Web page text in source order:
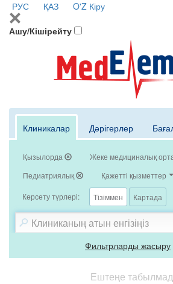
РУС ҚАЗ O'Z Кіру
Ашу/Кішірейту
Клиникалар Дәрігерлер
Қызылорда
Жеке медициналық
Педиатриялық
Қажетті қызметтер
Көрсету түрлері: Тізіммен Картада
Фильтрларды жасыру
Ештеңе